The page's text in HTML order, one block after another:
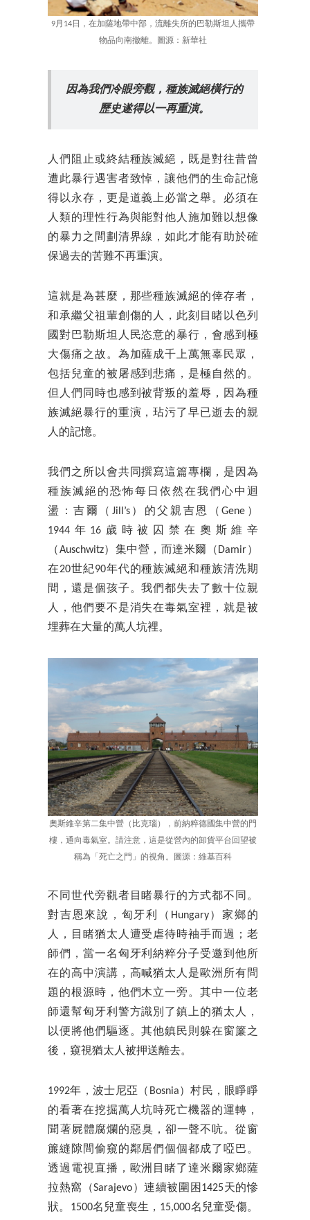
9月14日，在加薩地帶中部，流離失所的巴勒斯坦人攜帶
物品向南撤離。圖源：新華社
因為我們冷眼旁觀，種族滅絕橫行的
歷史遂得以一再重演。
人們阻止或終結種族滅絕，既是對往昔曾
遭此暴行遇害者致悼，讓他們的生命記憶
得以永存，更是道義上必當之舉。必須在
人類的理性行為與能對他人施加難以想像
的暴力之間劃清界線，如此才能有助於確
保過去的苦難不再重演。
這就是為甚麼，那些種族滅絕的倖存者，
和承繼父祖輩創傷的人，此刻目睹以色列
國對巴勒斯坦人民恣意的暴行，會感到極
大傷痛之故。為加薩成千上萬無辜民眾，
包括兒童的被屠感到悲痛，是極自然的。
但人們同時也感到被背叛的羞辱，因為種
族滅絕暴行的重演，玷污了早已逝去的親
人的記憶。
我們之所以會共同撰寫這篇專欄，是因為
種族滅絕的恐怖每日依然在我們心中迴
盪：吉爾（Jill’s）的父親吉恩（Gene）
1944年16歲時被囚禁在奧斯維辛
（Auschwitz）集中營，而達米爾（Damir）
在20世紀90年代的種族滅絕和種族清洗期
間，還是個孩子。我們都失去了數十位親
人，他們要不是消失在毒氣室裡，就是被
埋葬在大量的萬人坑裡。
奧斯維辛第二集中營（比克瑙），前納粹德國集中營的門
樓，通向毒氣室。請注意，這是從營內的卸貨平台回望被
稱為「死亡之門」的視角。圖源：維基百科
不同世代旁觀者目睹暴行的方式都不同。
對吉恩來說，匈牙利（Hungary）家鄉的
人，目睹猶太人遭受虐待時袖手而過；老
師們，當一名匈牙利納粹分子受邀到他所
在的高中演講，高喊猶太人是歐洲所有問
題的根源時，他們木立一旁。其中一位老
師還幫匈牙利警方識別了鎮上的猶太人，
以便將他們驅逐。其他鎮民則躲在窗簾之
後，窺視猶太人被押送離去。
1992年，波士尼亞（Bosnia）村民，眼睜睜
的看著在挖掘萬人坑時死亡機器的運轉，
聞​​著屍體腐爛的惡臭，卻一聲不吭。從窗
簾縫隙間偷窺的鄰居們個個都成了啞巴。
透過電視直播，歐洲目睹了達米爾家鄉薩
拉熱窩（Sarajevo）連續被圍困1425天的慘
狀。1500名兒童喪生，15,000名兒童受傷。